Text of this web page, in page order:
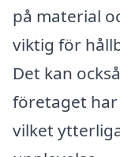
på material
viktig för
Det kan
företaget
vilket